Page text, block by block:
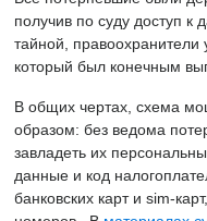
получив по суду доступ
тайной, правоохранители
который был конечным
В общих чертах, схема
образом: без ведома
завладеть их
данные и код
банковских карт и sim-